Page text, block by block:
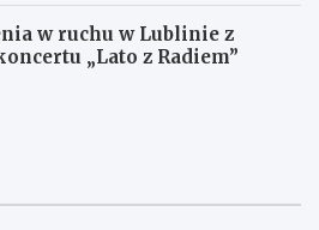
w ruchu w Lublinie z
„Lato z Radiem”